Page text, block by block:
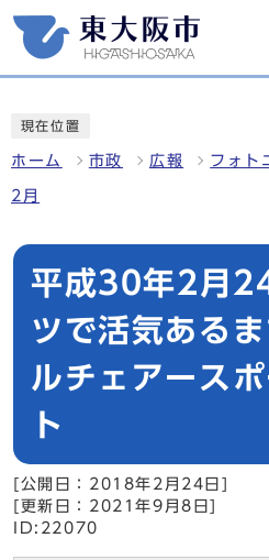
現在位置
ホーム 市政 広報 フォト
2月
平成30年2月
ツで活気ある
ルチェアース
ト
[公開日：2018年2月24日]
[更新日：2021年9月8日]
ID:22070